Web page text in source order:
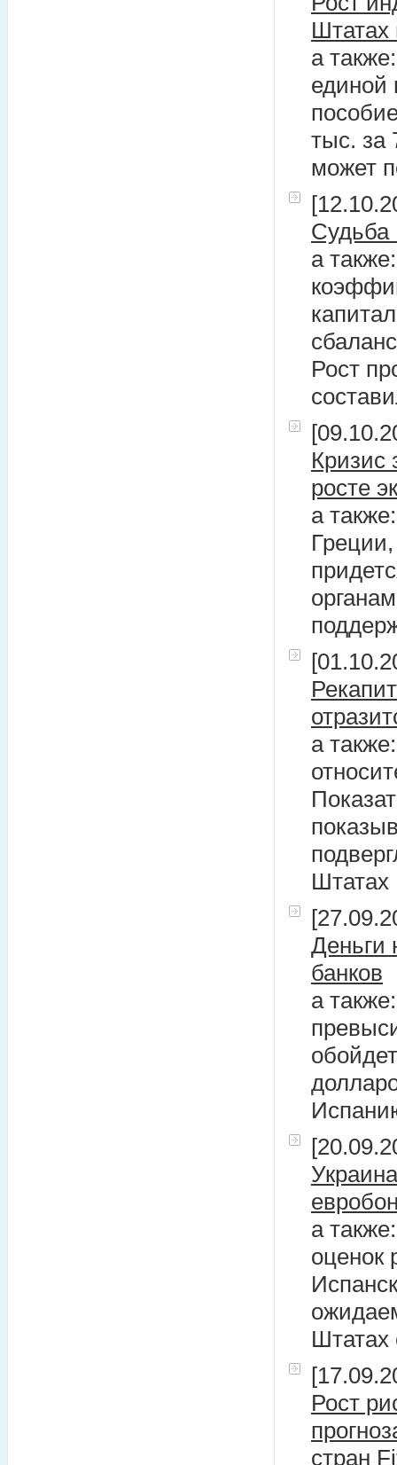
Штатах
а
единой
тыс. за
может
Судьба
а
Рост
Кризис
росте
а
а
Штатах
Деньги
банков
а
а
оценок
Штатах
Рост
стран